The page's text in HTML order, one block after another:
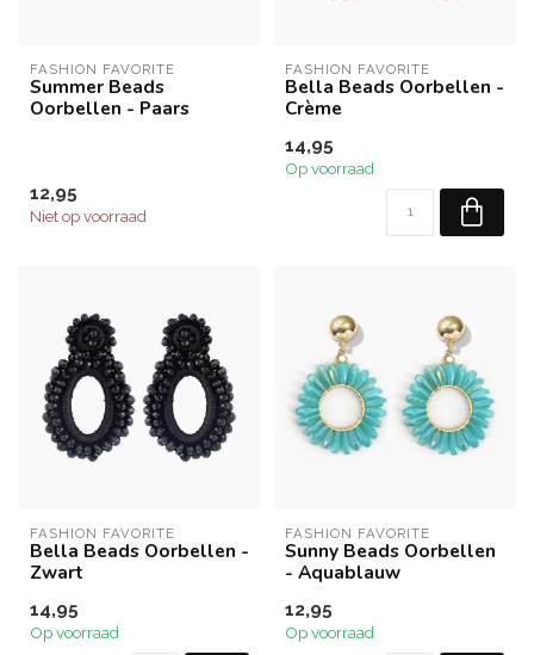
FASHION FAVORITE
Summer Beads
Oorbellen - Paars
12,95
Niet op voorraad
FASHION FAVORITE
Bella Beads Oorbellen -
Crème
14,95
Op voorraad
FASHION FAVORITE
Bella Beads Oorbellen -
Zwart
14,95
Op voorraad
FASHION FAVORITE
Sunny Beads Oorbellen
- Aquablauw
12,95
Op voorraad